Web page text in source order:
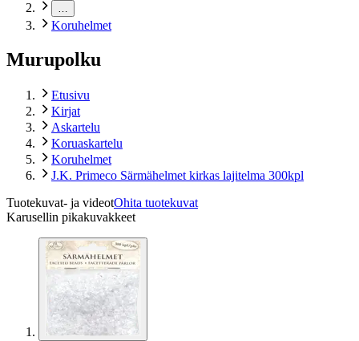
Koruhelmet
Murupolku
Etusivu
Kirjat
Askartelu
Koruaskartelu
Koruhelmet
J.K. Primeco Särmähelmet kirkas lajitelma 300kpl
Tuotekuvat- ja videotOhita tuotekuvat
Karusellin pikakuvakkeet